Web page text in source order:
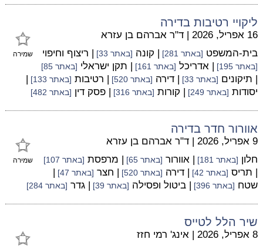
ליקויי רטיבות בדירה
שמירה
16 אפריל, 2026 | ד"ר אברהם בן עזרא
בית-המשפט [באתר 281] | קונה [באתר 33] | ריצוף וחיפוי
[באתר 195] | אדריכל [באתר 161] | תקן ישראלי [באתר 85]
| תיקונים [באתר 33] | דירה [באתר 520] | רטיבות [באתר 133]
|
יסודות [באתר 249] | קורות [באתר 316] | פסק דין [באתר 482]
אוורור חדר בדירה
שמירה
9 אפריל, 2026 | ד"ר אברהם בן עזרא
חלון [באתר 181] | אוורור [באתר 65] | מרפסת [באתר 107]
| תריס [באתר 42] | דירה [באתר 520] | חצר [באתר 47]
|
שטח [באתר 396] | ביטול ופסילה [באתר 39] | גדר [באתר 284]
שיר הלל לטייס
8 אפריל, 2026 | אינג' רמי חזז